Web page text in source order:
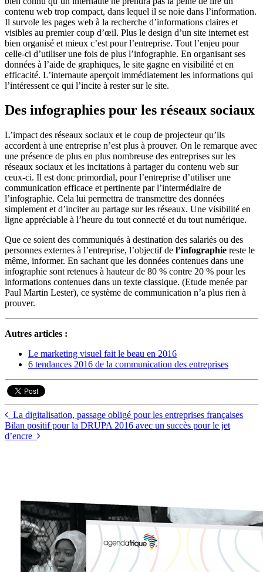
contenu web trop compact, dans lequel il se noie dans l’information.
Il survole les pages web à la recherche d’informations claires et
visibles au premier coup d’œil. Plus le design d’un site internet est
bien organisé et mieux c’est pour l’entreprise. Tout l’enjeu pour
celle-ci d’utiliser une fois de plus l’infographie. En organisant ses
données à l’aide de graphiques, le site gagne en visibilité et en
efficacité. L’internaute aperçoit immédiatement les informations qui
l’intéressent ce qui l’incite à rester sur le site.
Des infographies pour les réseaux sociaux
L’impact des réseaux sociaux et le coup de projecteur qu’ils
accordent à une entreprise n’est plus à prouver. On le remarque avec
une présence de plus en plus nombreuse des entreprises sur les
réseaux sociaux et les incitations à partager du contenu web sur
ceux-ci. Il est donc primordial, pour l’entreprise d’utiliser une
communication efficace et pertinente par l’intermédiaire de
l’infographie. Cela lui permettra de transmettre des données
simplement et d’inciter au partage sur les réseaux. Une visibilité en
ligne appréciable à l’heure du tout connecté et du tout numérique.
Que ce soient des communiqués à destination des salariés ou des
personnes externes à l’entreprise, l’objectif de l’infographie reste le
même, informer. En sachant que les données contenues dans une
infographie sont retenues à hauteur de 80 % contre 20 % pour les
informations contenues dans un texte classique. (Etude menée par
Paul Martin Lester), ce système de communication n’a plus rien à
prouver.
Autres articles :
Le marketing visuel fait le beau en 2016
6 tendances 2016 de la communication des entreprises
La digitalisation, passage obligé pour les entreprises françaises
Bilan positif pour la DRUPA 2016 avec un succès pour le jet
d’encre